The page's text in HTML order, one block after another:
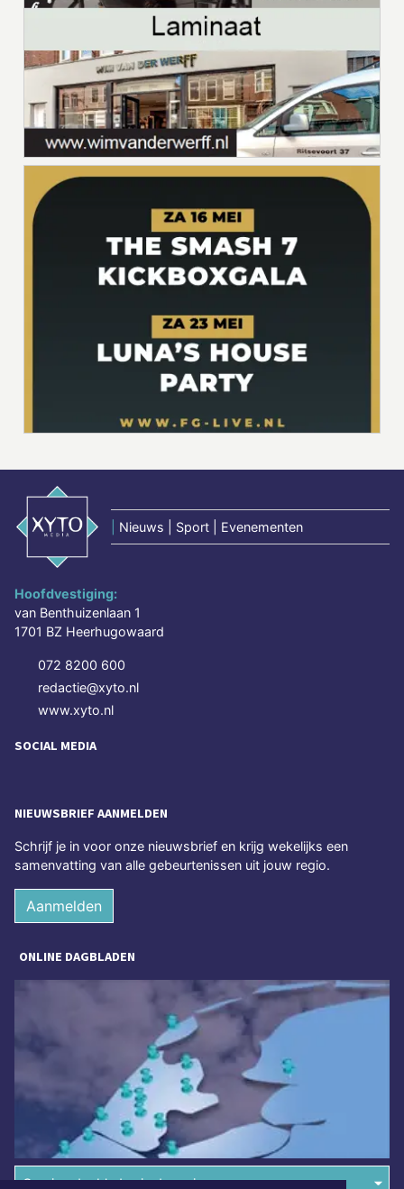
Nieuws | Sport | Evenementen
Hoofdvestiging:
van Benthuizenlaan 1
1701 BZ Heerhugowaard
072 8200 600
redactie@xyto.nl
www.xyto.nl
SOCIAL MEDIA
NIEUWSBRIEF AANMELDEN
Schrijf je in voor onze nieuwsbrief en krijg wekelijks een
samenvatting van alle gebeurtenissen uit jouw regio.
Aanmelden
ONLINE DAGBLADEN
Overige dagbladen in de regio